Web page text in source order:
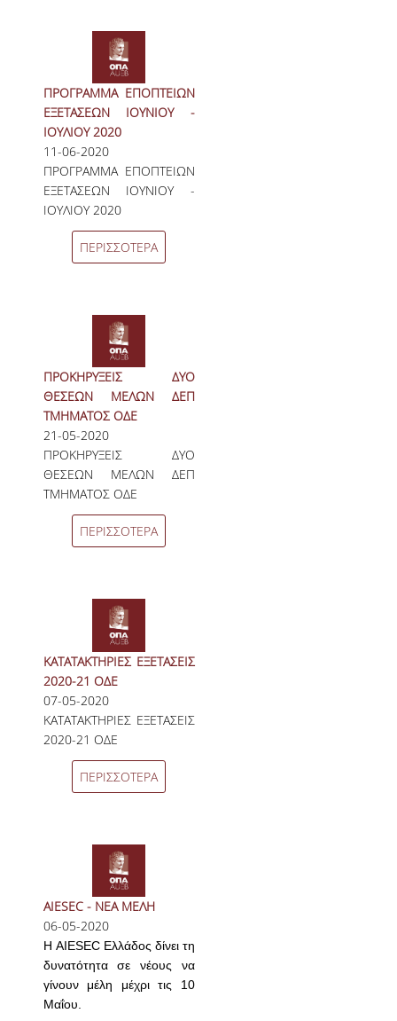
ΠΡΟΚΗΡΥΞΕΙΣ
ΕΚΔΗΛΩΣΕΙΣ
ΠΡΟΓΡΑΜΜΑ ΕΠΟΠΤΕΙΩΝ
ΕΞΕΤΑΣΕΩΝ ΙΟΥΝΙΟΥ -
ΙΟΥΛΙΟΥ 2020
11-06-2020
ΠΡΟΓΡΑΜΜΑ ΕΠΟΠΤΕΙΩΝ
ΕΞΕΤΑΣΕΩΝ ΙΟΥΝΙΟΥ -
ΙΟΥΛΙΟΥ 2020
ΠΕΡΙΣΣΟΤΕΡΑ
ΠΡΟΚΗΡΥΞΕΙΣ ΔΥΟ
ΘΕΣΕΩΝ ΜΕΛΩΝ ΔΕΠ
ΤΜΗΜΑΤΟΣ ΟΔΕ
21-05-2020
ΠΡΟΚΗΡΥΞΕΙΣ ΔΥΟ
ΘΕΣΕΩΝ ΜΕΛΩΝ ΔΕΠ
ΤΜΗΜΑΤΟΣ ΟΔΕ
ΠΕΡΙΣΣΟΤΕΡΑ
ΚΑΤΑΤΑΚΤΗΡΙΕΣ ΕΞΕΤΑΣΕΙΣ
2020-21 ΟΔΕ
07-05-2020
ΚΑΤΑΤΑΚΤΗΡΙΕΣ ΕΞΕΤΑΣΕΙΣ
2020-21 ΟΔΕ
ΠΕΡΙΣΣΟΤΕΡΑ
AIESEC - ΝΕΑ ΜΕΛΗ
06-05-2020
Η AIESEC Ελλάδος δίνει τη
δυνατότητα σε νέους να
γίνουν μέλη μέχρι τις 10
Μαΐου.